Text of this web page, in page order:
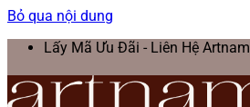
Bỏ qua nội dung
Lấy Mã Ưu Đãi - Liên Hệ Artnam